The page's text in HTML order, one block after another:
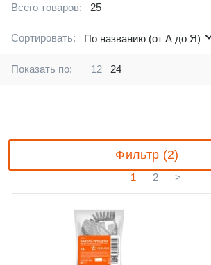
Всего товаров: 25
Сортировать: По названию (от А до Я)
Показать по: 12 24
Фильтр (2)
1 2 >